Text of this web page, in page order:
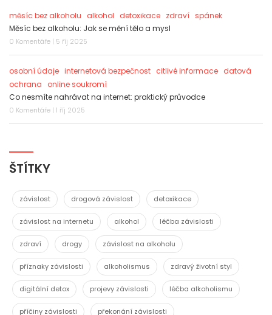
měsíc bez alkoholu alkohol detoxikace zdraví spánek
Měsíc bez alkoholu: Jak se mění tělo a mysl
0 Komentáře | 5 říj 2025
osobní údaje internetová bezpečnost citlivé informace datová
ochrana
online soukromí
Co nesmíte nahrávat na internet: praktický průvodce
0 Komentáře | 1 říj 2025
ŠTÍTKY
závislost drogová závislost detoxikace
závislost na internetu alkohol léčba závislosti
zdraví drogy závislost na alkoholu
příznaky závislosti alkoholismus zdravý životní styl
digitální detox projevy závislosti léčba alkoholismu
příčiny závislosti překonání závislosti